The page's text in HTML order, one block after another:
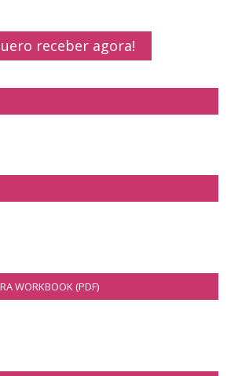
receber agora!
WORKBOOK (PDF)